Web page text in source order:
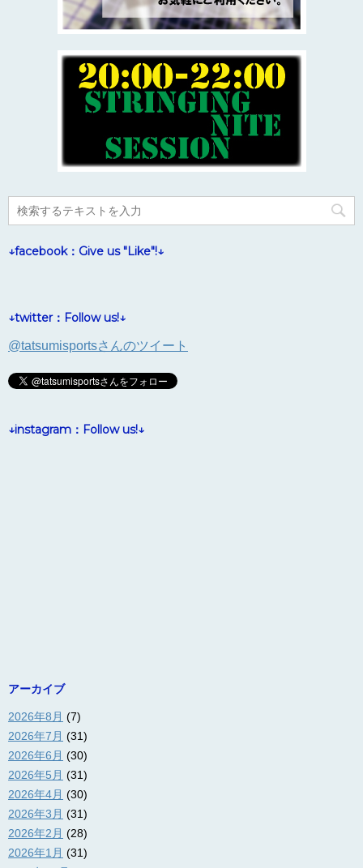
↓facebook：Give us "Like"!↓
↓twitter：Follow us!↓
@tatsumisportsさんのツイート
↓instagram：Follow us!↓
アーカイブ
2026年8月 (7)
2026年7月 (31)
2026年6月 (30)
2026年5月 (31)
2026年4月 (30)
2026年3月 (31)
2026年2月 (28)
2026年1月 (31)